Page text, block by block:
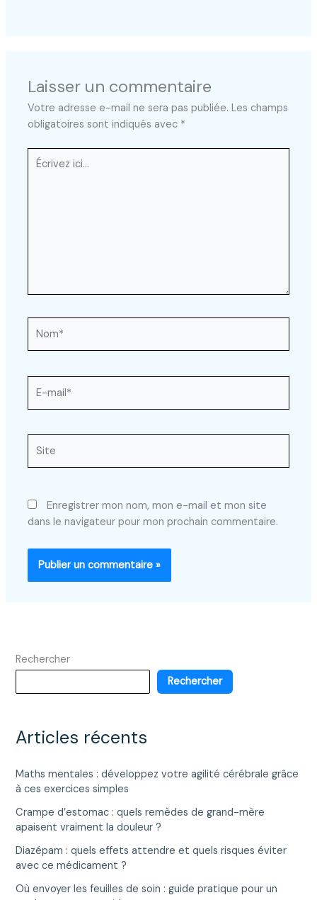
Laisser un commentaire
Votre adresse e-mail ne sera pas publiée. Les champs
obligatoires sont indiqués avec *
Écrivez
ici…
mail*
Enregistrer mon nom, mon e-mail et mon site
dans le navigateur pour mon prochain commentaire.
Rechercher
Rechercher
Articles récents
Maths mentales : développez votre agilité cérébrale grâce
à ces exercices simples
Crampe d’estomac : quels remèdes de grand-mère
apaisent vraiment la douleur ?
Diazépam : quels effets attendre et quels risques éviter
avec ce médicament ?
Où envoyer les feuilles de soin : guide pratique pour un